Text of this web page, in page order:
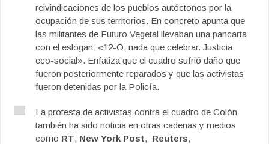
reivindicaciones de los pueblos autóctonos por la
ocupación de sus territorios. En concreto apunta que
las militantes de Futuro Vegetal llevaban una pancarta
con el eslogan: «12-O, nada que celebrar. Justicia
eco-social». Enfatiza que el cuadro sufrió daño que
fueron posteriormente reparados y que las activistas
fueron detenidas por la Policía.
La protesta de activistas contra el cuadro de Colón
también ha sido noticia en otras cadenas y medios
como RT, New York Post, Reuters,